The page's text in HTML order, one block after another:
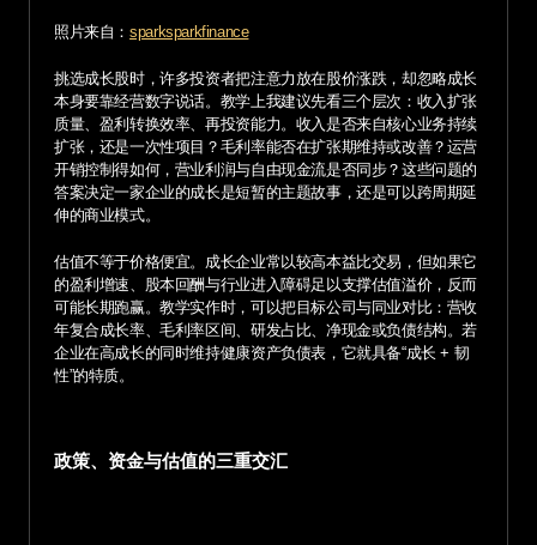
照片来自：sparksparkfinance
挑选成长股时，许多投资者把注意力放在股价涨跌，却忽略成长
本身要靠经营数字说话。教学上我建议先看三个层次：收入扩张
质量、盈利转换效率、再投资能力。收入是否来自核心业务持续
扩张，还是一次性项目？毛利率能否在扩张期维持或改善？运营
开销控制得如何，营业利润与自由现金流是否同步？这些问题的
答案决定一家企业的成长是短暂的主题故事，还是可以跨周期延
伸的商业模式。
估值不等于价格便宜。成长企业常以较高本益比交易，但如果它
的盈利增速、股本回酬与行业进入障碍足以支撑估值溢价，反而
可能长期跑赢。教学实作时，可以把目标公司与同业对比：营收
年复合成长率、毛利率区间、研发占比、净现金或负债结构。若
企业在高成长的同时维持健康资产负债表，它就具备“成长 + 韧
性”的特质。
政策、资金与估值的三重交汇